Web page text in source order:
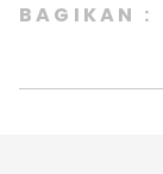
BAGIKAN :